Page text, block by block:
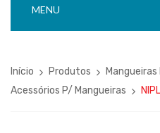
MENU
Início Produtos
Acessórios P/ Mangueiras